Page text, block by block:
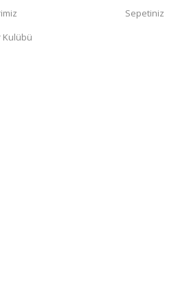
Kulübü
Sepetiniz